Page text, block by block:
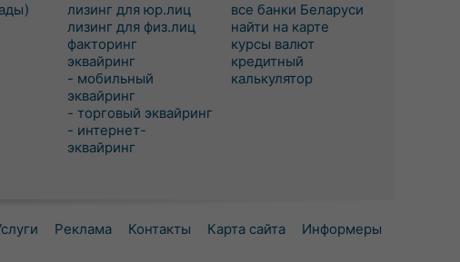
лизинг для юр.лиц
лизинг для физ.лиц
факторинг
эквайринг
- мобильный
эквайринг
- торговый эквайринг
- интернет-
эквайринг
все банки Беларуси
найти на карте
курсы валют
кредитный
калькулятор
Реклама Контакты Карта сайта Информеры